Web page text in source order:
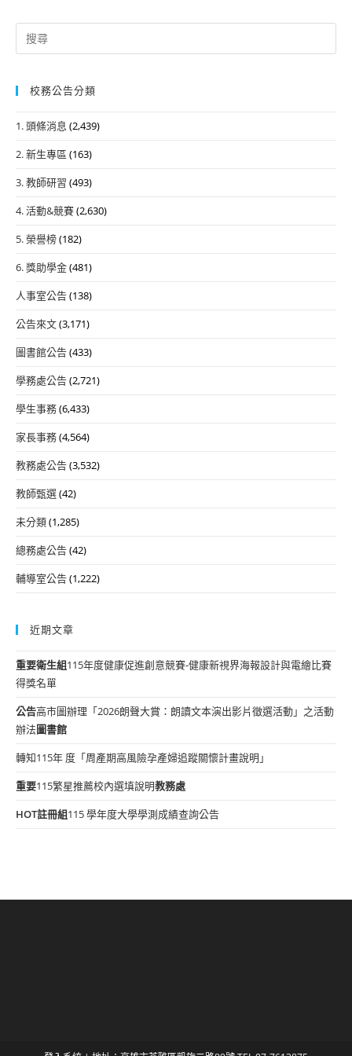
Search
for:
校務公告分類
1. 頭條消息 (2,439)
2. 新生專區 (163)
3. 教師研習 (493)
4. 活動&競賽(2,630)
5. 榮譽榜(182)
6. 獎助學金(481)
人事室公告(138)
公告來文(3,171)
圖書館公告(433)
學務處公告(2,721)
學生事務(6,433)
家長事務(4,564)
教務處公告(3,532)
教師甄選(42)
未分類(1,285)
總務處公告(42)
輔導室公告(1,222)
近期文章
重要衛生組115年度健康促進創意競賽-健康新視界海報設計與電繪比賽
得獎名單
公告高市圖辦理「2026朗聲大賞：朗讀文本演出影片徵選活動」之活動
辦法圖書館
轉知115年 度「周產期高風險孕產婦追蹤關懷計畫說明」
重要115繁星推薦校內選填說明教務處
HOT註冊組115 學年度大學學測成績查詢公告